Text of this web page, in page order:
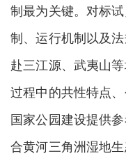
制最为关键。对标
制、运行机制以及
赴三江源、武夷山
过程中的共性特点
国家公园建设提供
合黄河三角洲湿地